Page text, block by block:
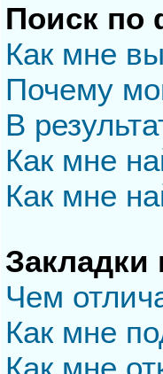
Поиск по
Как мне
Почему
В
Как мне
Как мне
Закладки
Чем
Как мне